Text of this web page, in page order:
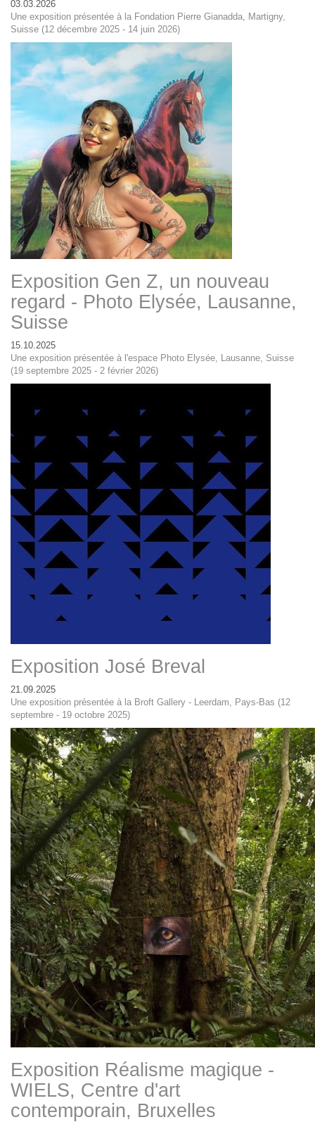
03.03.2026
Une exposition présentée à la Fondation Pierre Gianadda, Martigny,
Suisse (12 décembre 2025 - 14 juin 2026)
Exposition Gen Z, un nouveau
regard - Photo Elysée, Lausanne,
Suisse
15.10.2025
Une exposition présentée à l'espace Photo Elysée, Lausanne, Suisse
(19 septembre 2025 - 2 février 2026)
Exposition José Breval
21.09.2025
Une exposition présentée à la Broft Gallery - Leerdam, Pays-Bas (12
septembre - 19 octobre 2025)
Exposition Réalisme magique -
WIELS, Centre d'art
contemporain, Bruxelles